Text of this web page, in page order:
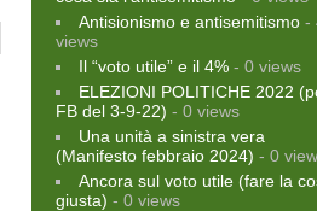
Antisionismo e antisemitismo -
views
Il “voto utile” e il 4% - 0 views
ELEZIONI POLITICHE 2022
FB del 3-9-22) - 0 views
Una unità a sinistra vera
(Manifesto febbraio 2024) - 0
Ancora sul voto utile (fare la
giusta) - 0 views